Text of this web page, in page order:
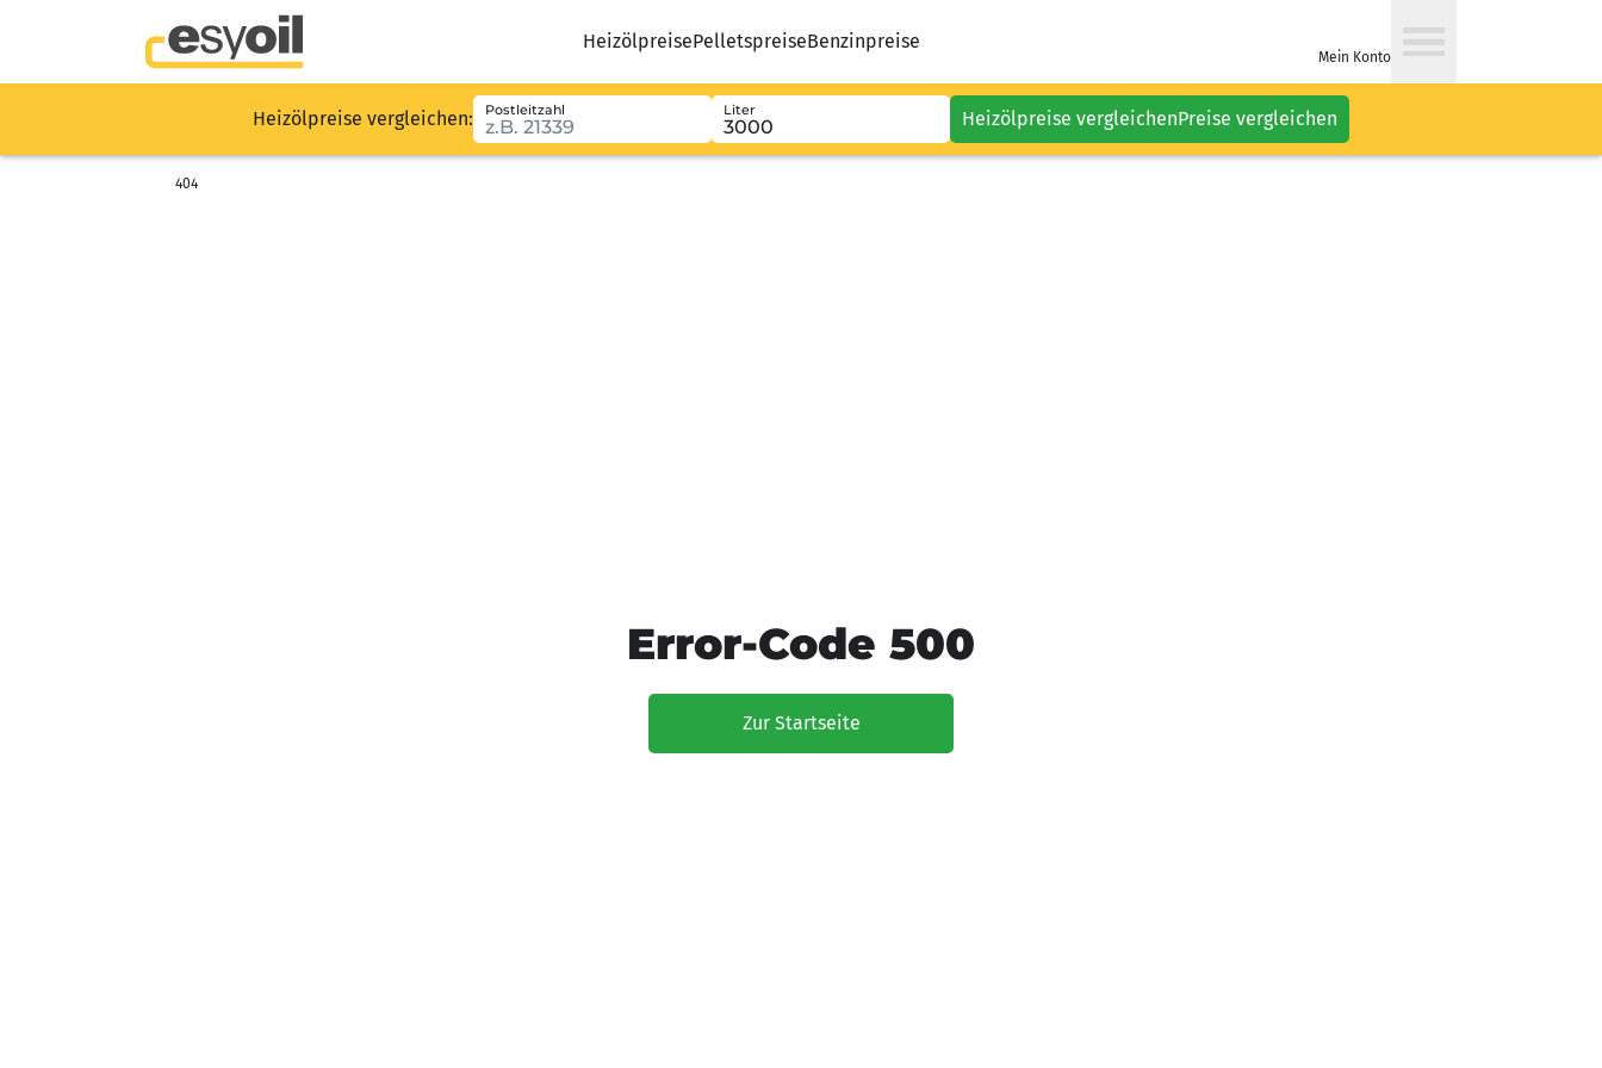
HeizölpreisePelletspreiseBenzinpreise
Mein Konto
Heizölpreise vergleichen: Postleitzahl Liter Heizölpreise vergleichenPreise vergleichen
404
Error-Code 500
Zur Startseite